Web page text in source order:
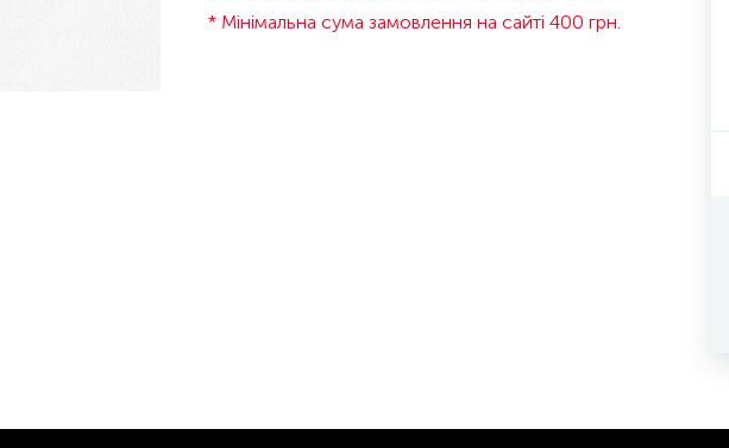
* Мінімальна сума замовлення на сайті 400 грн.